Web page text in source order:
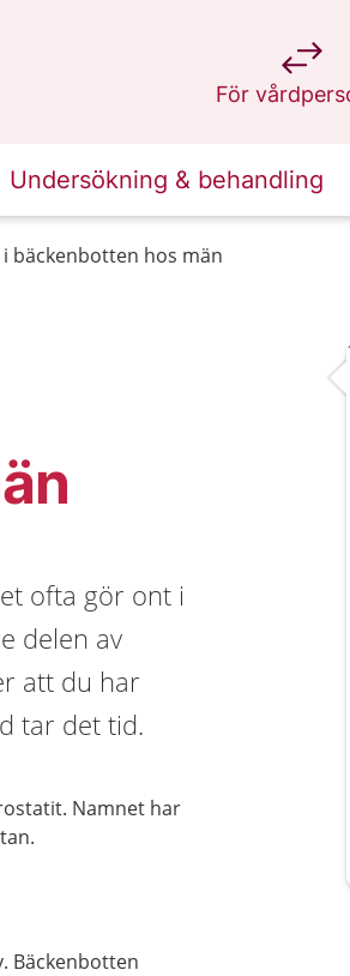
För
på 1177.se
Undersökning & behandling
bäckenbotten hos män
ofta gör ont i
delen av
att du har
tar det tid.
Namnet har
Bäckenbotten